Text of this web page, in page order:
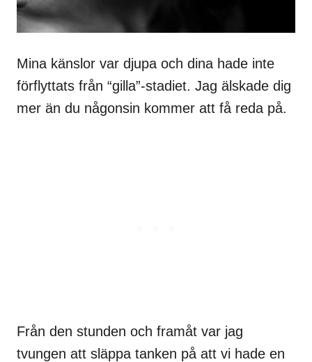
Mina känslor var djupa och dina hade inte
förflyttats från “gilla”-stadiet. Jag älskade dig
mer än du någonsin kommer att få reda på.
Från den stunden och framåt var jag
tvungen att släppa tanken på att vi hade en